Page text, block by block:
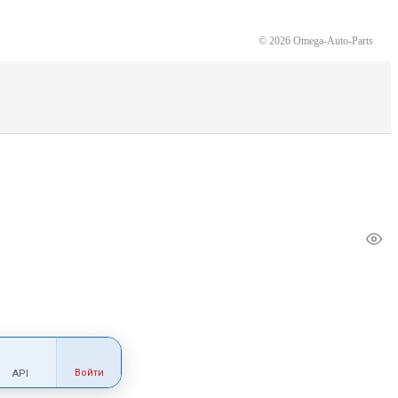
© 2026 Omega-Auto-Parts
API Войти